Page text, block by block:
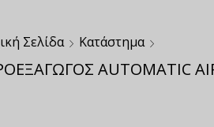
Σελίδα Κατάστημα
AUTOMATIC